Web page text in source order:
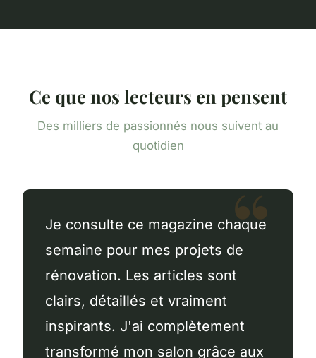
Ce que nos lecteurs en pensent
Des milliers de passionnés nous suivent au
quotidien
Je consulte ce magazine chaque
semaine pour mes projets de
rénovation. Les articles sont
clairs, détaillés et vraiment
inspirants. J'ai complètement
transformé mon salon grâce aux